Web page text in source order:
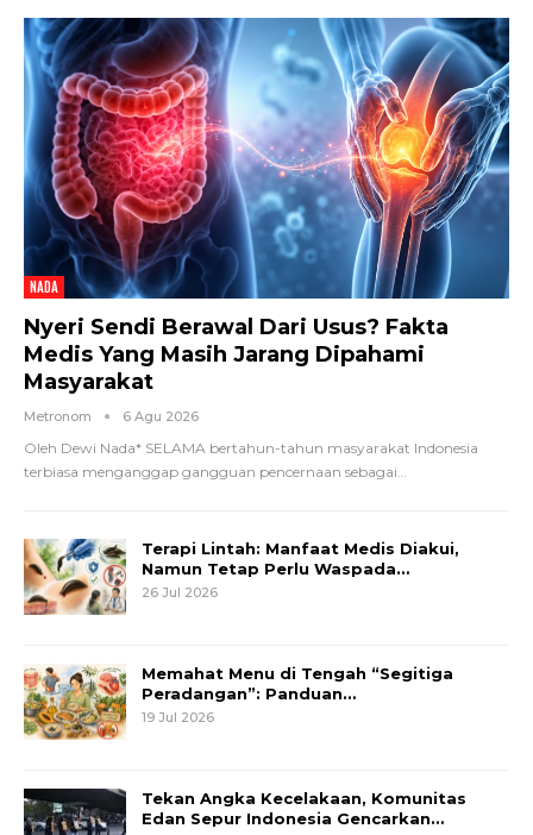
NADA
Nyeri Sendi Berawal Dari Usus? Fakta
Medis Yang Masih Jarang Dipahami
Masyarakat
Metronom 6 Agu 2026
Oleh Dewi Nada* SELAMA bertahun-tahun masyarakat Indonesia
terbiasa menganggap gangguan pencernaan sebagai…
Terapi Lintah: Manfaat Medis Diakui,
Namun Tetap Perlu Waspada…
26 Jul 2026
Memahat Menu di Tengah “Segitiga
Peradangan”: Panduan…
19 Jul 2026
Tekan Angka Kecelakaan, Komunitas
Edan Sepur Indonesia Gencarkan…